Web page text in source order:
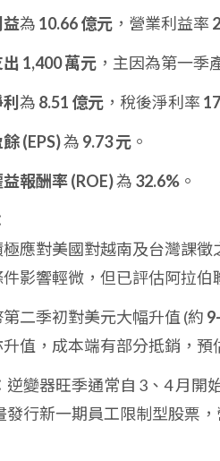
為 10.66 億元 ，營業利益率
1,400 萬元 ，主因為第一季
為 8.51 億元 ，稅後淨利率
(EPS)為 9.73 元 。
報酬率 (ROE)為 32.6% 。
應對美國對越南及台灣課徵
影響輕微，但已評估阿拉伯
二季初對美元大幅升值 (約
升值，成本端有部分抵銷，預
逆變器旺季通常自 3、4 月
發行新一期員工限制型股票，